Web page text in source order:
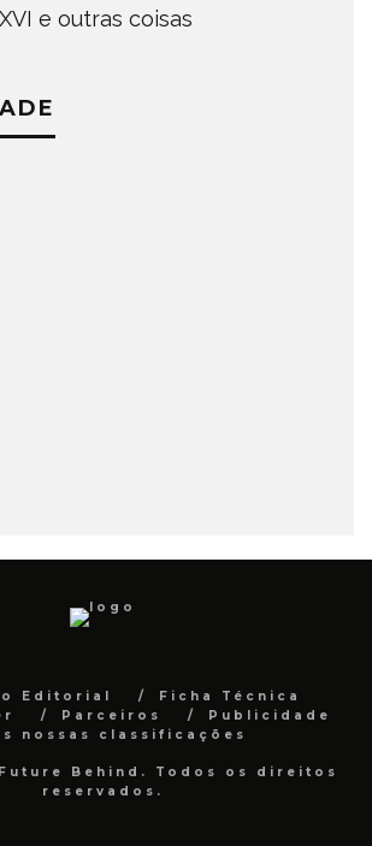
e outras coisas
Editorial
Ficha Técnica
Parceiros
Publicidade
nossas classificações
Behind. Todos os direitos
reservados.